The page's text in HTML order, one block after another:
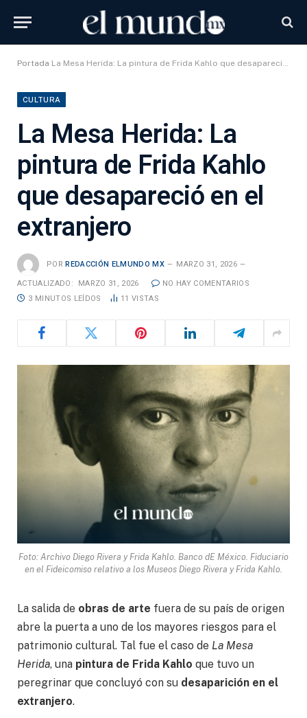
Portada La Mesa Herida: La pintura de Frida Kahlo que desapareció en el extranjero
CULTURA
La Mesa Herida: La
pintura de Frida Kahlo
que desapareció en el
extranjero
POR REDACCIÓN ELMUNDO MX MARZO 31, 2026
ACTUALIZADO: MARZO 31, 2026
NO HAY COMENTARIOS
3 MINUTOS LEÍDOS
11 VISTAS
Foto: Archivo Diego Rivera y Frida Kahlo. Banco dE México. Fiduciario
en el Fideicomiso relativo a los Museos Diego Rivera y Frida Kahlo.
La salida de obras de arte fuera de su país de origen
abre la puerta a uno de los mayores riesgos para el
patrimonio cultural. Tal fue el caso de La Mesa
Herida, una pintura de Frida Kahlo que tuvo un
peregrinar que concluyó con su desaparición en el
extranjero.